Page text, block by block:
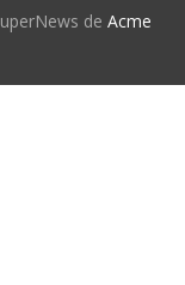
de Acme